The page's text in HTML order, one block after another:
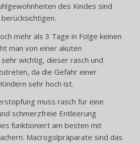
des Kindes sind
mehr als 3 Tage in Folge keinen
man von einer akuten
wichtig, dieser rasch und
da die Gefahr einer
sehr hoch ist.
muss rasch für eine
schmerzfreie Entleerung
funktioniert am besten mit
Macrogolpräparate sind das